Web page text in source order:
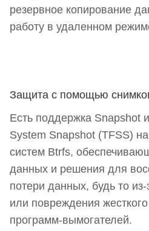
резервное копирование
работу в удаленном
Защита с помощью
Есть поддержка Snapshot
System Snapshot (TFSS)
систем Btrfs,
данных и решения для
потери данных, будь то
или повреждения
программ-вымогателей.